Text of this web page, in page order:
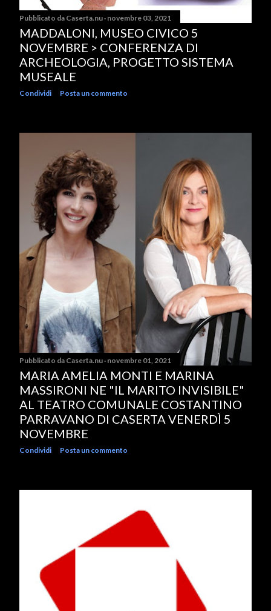
Pubblicato da Caserta.nu novembre 03, 2021
MADDALONI, MUSEO CIVICO 5
NOVEMBRE > CONFERENZA DI
ARCHEOLOGIA, PROGETTO SISTEMA
MUSEALE
Condividi Posta un commento
Pubblicato da Caserta.nu novembre 01, 2021
MARIA AMELIA MONTI E MARINA
MASSIRONI NE "IL MARITO INVISIBILE"
AL TEATRO COMUNALE COSTANTINO
PARRAVANO DI CASERTA VENERDÌ 5
NOVEMBRE
Condividi Posta un commento